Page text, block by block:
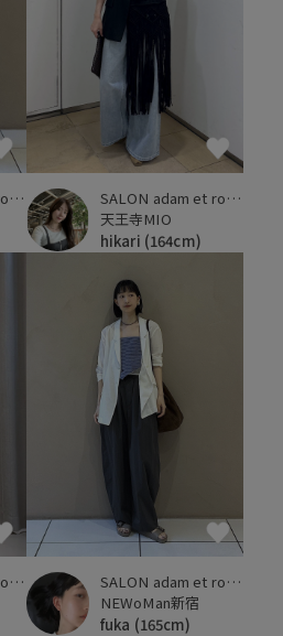
SALON adam et ropé
SALON adam et ropé
天王寺MIO
hikari (164cm)
SALON adam et ropé
SALON adam et ropé
NEWoMan新宿
fuka (165cm)